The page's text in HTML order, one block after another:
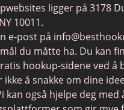
ligger på 3178
10011.
e-post på
du måtte ha. Du kan
hookup-sidene ved å
ikke å snakke om dine
kan også hjelpe deg med